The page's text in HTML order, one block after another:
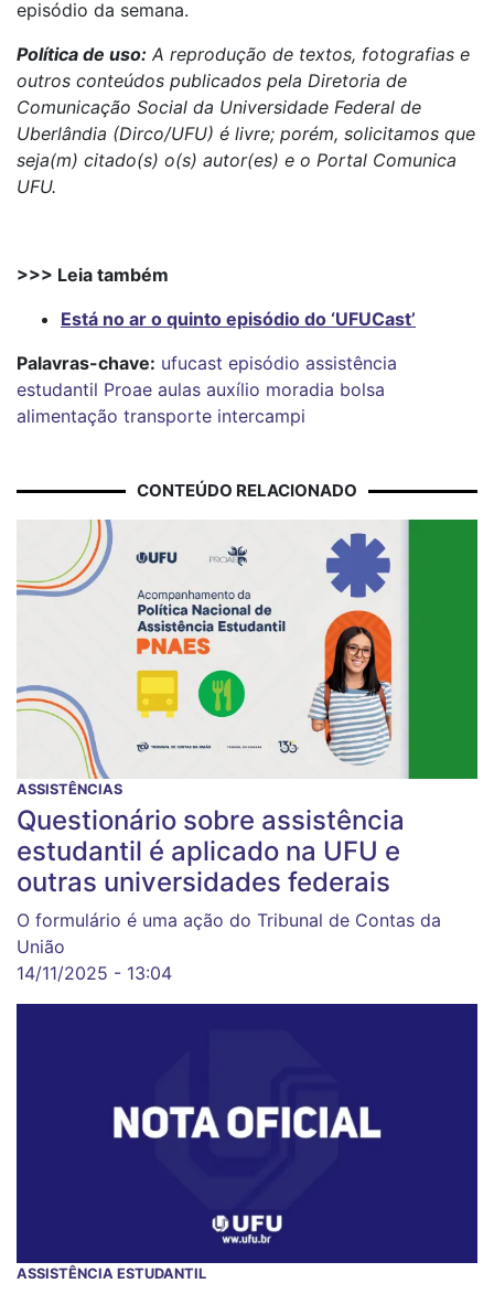
episódio da semana.
Política de uso: A reprodução de textos, fotografias e
outros conteúdos publicados pela Diretoria de
Comunicação Social da Universidade Federal de
Uberlândia (Dirco/UFU) é livre; porém, solicitamos que
seja(m) citado(s) o(s) autor(es) e o Portal Comunica
UFU.
>>> Leia também
Está no ar o quinto episódio do ‘UFUCast’
Palavras-chave: ufucast episódio assistência
estudantil Proae aulas auxílio moradia bolsa
alimentação transporte intercampi
CONTEÚDO RELACIONADO
ASSISTÊNCIAS
Questionário sobre assistência
estudantil é aplicado na UFU e
outras universidades federais
O formulário é uma ação do Tribunal de Contas da
União
14/11/2025 - 13:04
ASSISTÊNCIA ESTUDANTIL